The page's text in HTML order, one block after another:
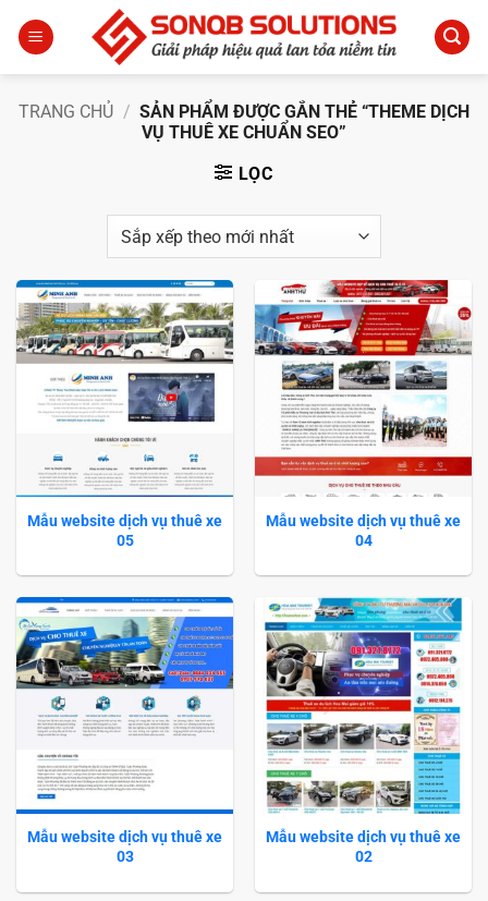
qua
TRANG CHỦ / SẢN PHẨM ĐƯỢC GẮN THẺ “THEME DỊCH
VỤ THUÊ XE CHUẨN SEO”
LỌC
Mẫu website dịch vụ thuê xe
05
Mẫu website dịch vụ thuê xe
04
Mẫu website dịch vụ thuê xe
03
Mẫu website dịch vụ thuê xe
02